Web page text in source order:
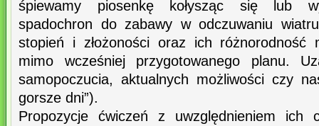
śpiewamy piosenkę kołysząc się lub
spadochron do zabawy w odczuwaniu
stopień i złożoności oraz ich różnorodność
mimo wcześniej przygotowanego planu.
samopoczucia, aktualnych możliwości czy
gorsze dni”).
Propozycje ćwiczeń z uwzględnieniem ich